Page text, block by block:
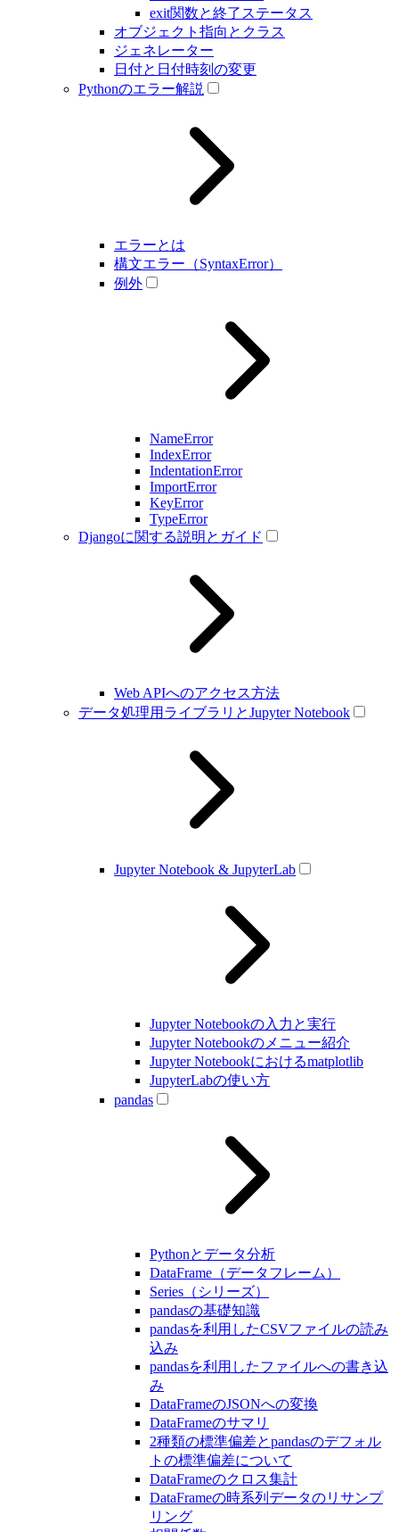
exit関数と終了ステータス
オブジェクト指向とクラス
ジェネレーター
日付と日付時刻の変更
Pythonのエラー解説
エラーとは
構文エラー（SyntaxError）
例外
NameError
IndexError
IndentationError
ImportError
KeyError
TypeError
Djangoに関する説明とガイド
Web APIへのアクセス方法
データ処理用ライブラリとJupyter Notebook
Jupyter Notebook & JupyterLab
Jupyter Notebookの入力と実行
Jupyter Notebookのメニュー紹介
Jupyter Notebookにおけるmatplotlib
JupyterLabの使い方
pandas
Pythonとデータ分析
DataFrame（データフレーム）
Series（シリーズ）
pandasの基礎知識
pandasを利用したCSVファイルの読み
込み
pandasを利用したファイルへの書き込
み
DataFrameのJSONへの変換
DataFrameのサマリ
2種類の標準偏差とpandasのデフォル
トの標準偏差について
DataFrameのクロス集計
DataFrameの時系列データのリサンプ
リング